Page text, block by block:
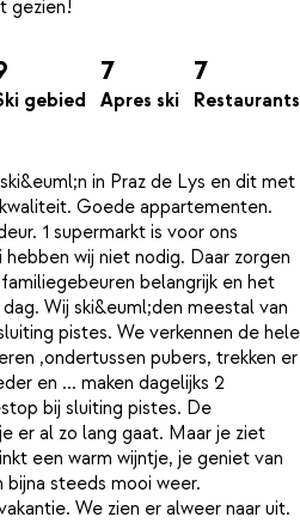
gebied
7
Apres ski
7
Restaurants
in Praz de Lys en dit met
Goede appartementen.
1 supermarkt is voor ons
wij niet nodig. Daar zorgen
belangrijk en het
Wij ski&euml;den meestal van
pistes. We verkennen de hele
,ondertussen pubers, trekken er
en ... maken dagelijks 2
bij sluiting pistes. De
er al zo lang gaat. Maar je ziet
een warm wijntje, je geniet van
steeds mooi weer.
We zien er alweer naar uit.